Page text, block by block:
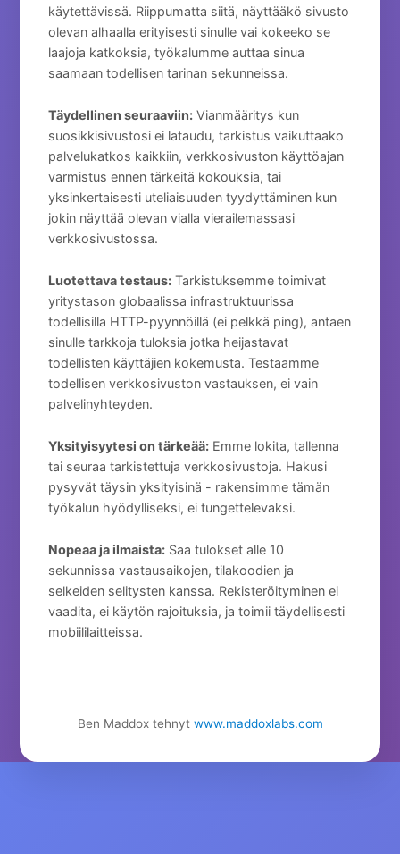
käytettävissä. Riippumatta siitä, näyttääkö sivusto
olevan alhaalla erityisesti sinulle vai kokeeko se
laajoja katkoksia, työkalumme auttaa sinua
saamaan todellisen tarinan sekunneissa.
Täydellinen seuraaviin: Vianmääritys kun
suosikkisivustosi ei lataudu, tarkistus vaikuttaako
palvelukatkos kaikkiin, verkkosivuston käyttöajan
varmistus ennen tärkeitä kokouksia, tai
yksinkertaisesti uteliaisuuden tyydyttäminen kun
jokin näyttää olevan vialla vierailemassasi
verkkosivustossa.
Luotettava testaus: Tarkistuksemme toimivat
yritystason globaalissa infrastruktuurissa
todellisilla HTTP-pyynnöillä (ei pelkkä ping), antaen
sinulle tarkkoja tuloksia jotka heijastavat
todellisten käyttäjien kokemusta. Testaamme
todellisen verkkosivuston vastauksen, ei vain
palvelinyhteyden.
Yksityisyytesi on tärkeää: Emme lokita, tallenna
tai seuraa tarkistettuja verkkosivustoja. Hakusi
pysyvät täysin yksityisinä - rakensimme tämän
työkalun hyödylliseksi, ei tungettelevaksi.
Nopeaa ja ilmaista: Saa tulokset alle 10
sekunnissa vastausaikojen, tilakoodien ja
selkeiden selitysten kanssa. Rekisteröityminen ei
vaadita, ei käytön rajoituksia, ja toimii täydellisesti
mobiililaitteissa.
Ben Maddox tehnyt www.maddoxlabs.com